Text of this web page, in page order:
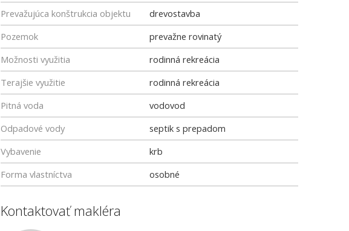
Prevažujúca konštrukcia objektu
drevostavba
Pozemok
prevažne rovinatý
Možnosti využitia
rodinná rekreácia
Terajšie využitie
rodinná rekreácia
Pitná voda
vodovod
Odpadové vody
septik s prepadom
Vybavenie
krb
Forma vlastníctva
osobné
Kontaktovať makléra